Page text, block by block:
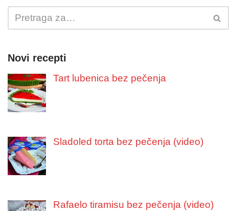
Novi recepti
Tart lubenica bez pečenja
Sladoled torta bez pečenja (video)
Rafaelo tiramisu bez pečenja (video)